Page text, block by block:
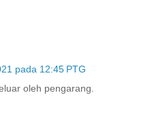
pada 12:45 PTG
oleh pengarang.